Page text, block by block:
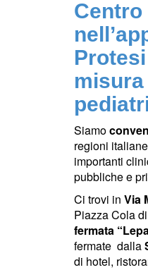
Centro
Siamo
regioni
importanti
pubbliche e
Ci trovi in Via
Piazza Cola
fermata
fermate dalla
di hotel,